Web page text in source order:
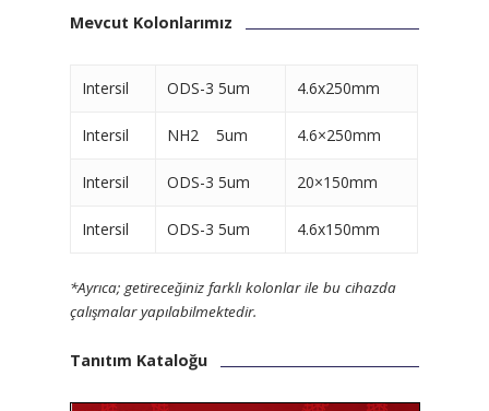
enjeksiyonunda vialden viale sıfıra yakın
numune taşır.
Mevcut Kolonlarımız
Intersil ODS-3 5um 4.6x250mm
Intersil NH2 5um 4.6×250mm
Intersil ODS-3 5um 20×150mm
Intersil ODS-3 5um 4.6x150mm
*Ayrıca; getireceğiniz farklı kolonlar ile bu cihazda
çalışmalar yapılabilmektedir.
Tanıtım Kataloğu